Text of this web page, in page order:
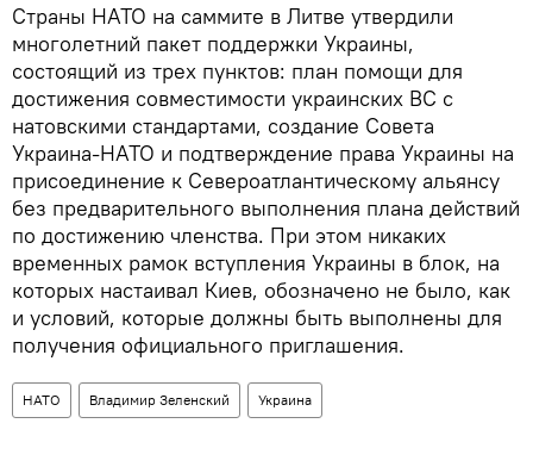
Страны НАТО на саммите в Литве утвердили
многолетний пакет поддержки Украины,
состоящий из трех пунктов: план помощи для
достижения совместимости украинских ВС с
натовскими стандартами, создание Совета
Украина-НАТО и подтверждение права Украины на
присоединение к Североатлантическому альянсу
без предварительного выполнения плана действий
по достижению членства. При этом никаких
временных рамок вступления Украины в блок, на
которых настаивал Киев, обозначено не было, как
и условий, которые должны быть выполнены для
получения официального приглашения.
НАТО Владимир Зеленский Украина